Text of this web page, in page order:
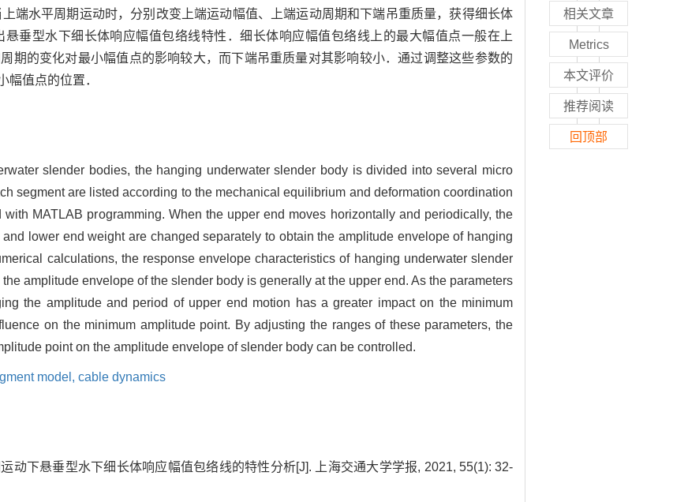
端水平周期运动时，分别改变上端运动幅值、上端运动周期和下端吊重质量，获得细长体
垂型水下细长体响应幅值包络线特性．细长体响应幅值包络线上的最大幅值点一般在上
期的变化对最小幅值点的影响较大，而下端吊重质量对其影响较小．通过调整这些参数的
幅值点的位置．
slender bodies, the hanging underwater slender body is divided into several micro
segment are listed according to the mechanical equilibrium and deformation coordination
MATLAB programming. When the upper end moves horizontally and periodically, the
lower end weight are changed separately to obtain the amplitude envelope of hanging
calculations, the response envelope characteristics of hanging underwater slender
amplitude envelope of the slender body is generally at the upper end. As the parameters
the amplitude and period of upper end motion has a greater impact on the minimum
on the minimum amplitude point. By adjusting the ranges of these parameters, the
point on the amplitude envelope of slender body can be controlled.
model, cable dynamics
动下悬垂型水下细长体响应幅值包络线的特性分析[J]. 上海交通大学学报, 2021, 55(1): 32-
相关文章
Metrics
本文评价
推荐阅读
回顶部